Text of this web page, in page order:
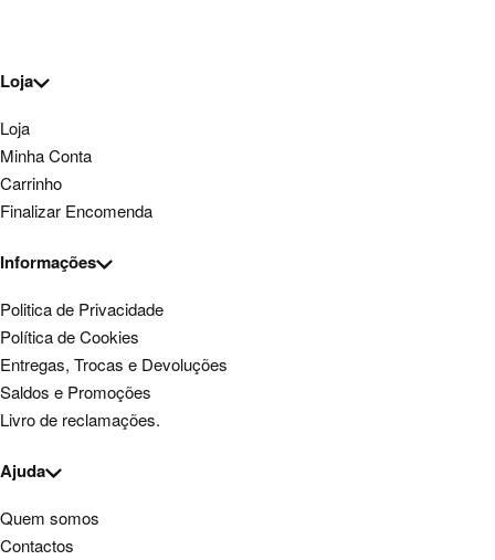
Loja
Loja
Minha Conta
Carrinho
Finalizar Encomenda
Informações
Politica de Privacidade
Política de Cookies
Entregas, Trocas e Devoluções
Saldos e Promoções
Livro de reclamações.
Ajuda
Quem somos
Contactos